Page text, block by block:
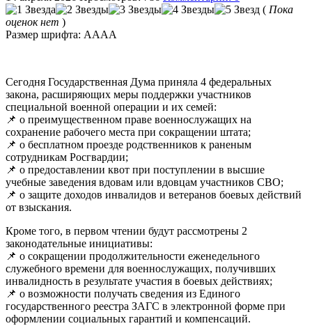
( Пока
оценок нет )
Размер шрифта: AAAA
Сегодня Государственная Дума приняла 4 федеральных
закона, расширяющих меры поддержки участников
специальной военной операции и их семей:
📌 о преимущественном праве военнослужащих на
сохранение рабочего места при сокращении штата;
📌 о бесплатном проезде родственников к раненым
сотрудникам Росгвардии;
📌 о предоставлении квот при поступлении в высшие
учебные заведения вдовам или вдовцам участников СВО;
📌 о защите доходов инвалидов и ветеранов боевых действий
от взыскания.
Кроме того, в первом чтении будут рассмотрены 2
законодательные инициативы:
📌 о сокращении продолжительности еженедельного
служебного времени для военнослужащих, получивших
инвалидность в результате участия в боевых действиях;
📌 о возможности получать сведения из Единого
государственного реестра ЗАГС в электронной форме при
оформлении социальных гарантий и компенсаций.